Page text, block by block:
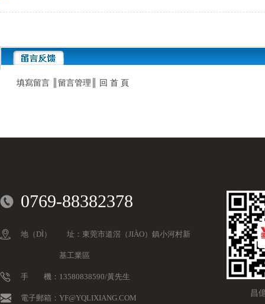
填寫留言 留言管理 回 首 頁
0769-88382378
地（DÌ） 址：東莞市道滘（JIÀO）鎮小河村新
基工業區
手 機：13580838590/黃先生
電子郵箱：YF@YQLIXIANG.COM
昌